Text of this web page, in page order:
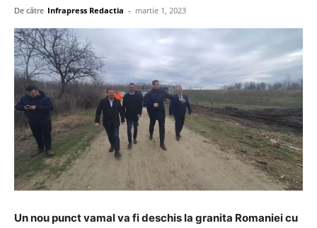
De către Infrapress Redactia - martie 1, 2023
Un nou punct vamal va fi deschis la granita Romaniei cu